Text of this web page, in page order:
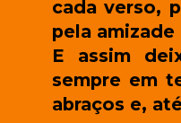
cada verso,
pela
E assim
sempre em
abraços e,